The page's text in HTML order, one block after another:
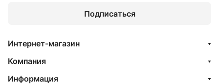
Подписаться
Интернет-магазин
Компания
Информация